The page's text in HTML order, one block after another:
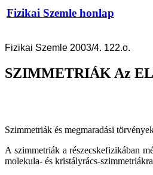
Fizikai Szemle honlap
Fizikai Szemle 2003/4. 122.o.
SZIMMETRIÁK Az
Szimmetriák és megmaradási
A szimmetriák a részecskefizikában
molekula- és kristályrács-